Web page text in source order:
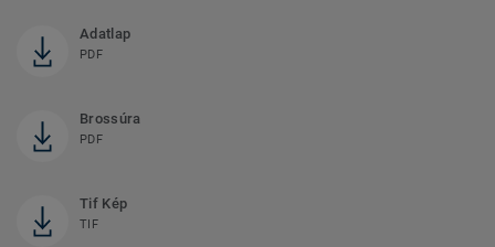
Adatlap
PDF
Brossúra
PDF
Tif Kép
TIF